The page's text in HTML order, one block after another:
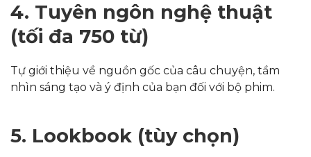
4. Tuyên ngôn nghệ thuật
(tối đa 750 từ)
Tự giới thiệu về nguồn gốc của câu chuyện, tầm
nhìn sáng tạo và ý định của bạn đối với bộ phim.
5. Lookbook (tùy chọn)